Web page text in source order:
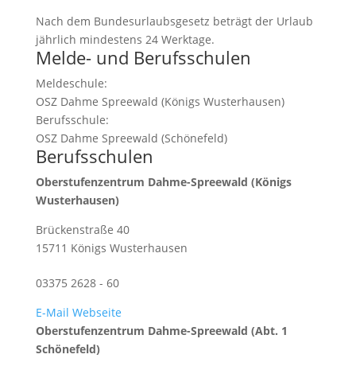
Nach dem Bundesurlaubsgesetz beträgt der Urlaub
jährlich mindestens 24 Werktage.
Melde- und Berufsschulen
Meldeschule:
OSZ Dahme Spreewald (Königs Wusterhausen)
Berufsschule:
OSZ Dahme Spreewald (Schönefeld)
Berufsschulen
Oberstufenzentrum Dahme-Spreewald (Königs
Wusterhausen)
Brückenstraße 40
15711 Königs Wusterhausen
03375 2628 - 60
E-Mail Webseite
Oberstufenzentrum Dahme-Spreewald (Abt. 1
Schönefeld)